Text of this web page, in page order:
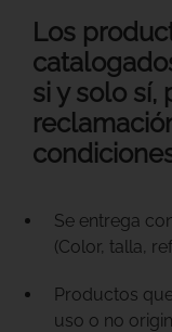
Los
si y solo sí,
Se entrega
(Color, talla,
Productos
uso o no